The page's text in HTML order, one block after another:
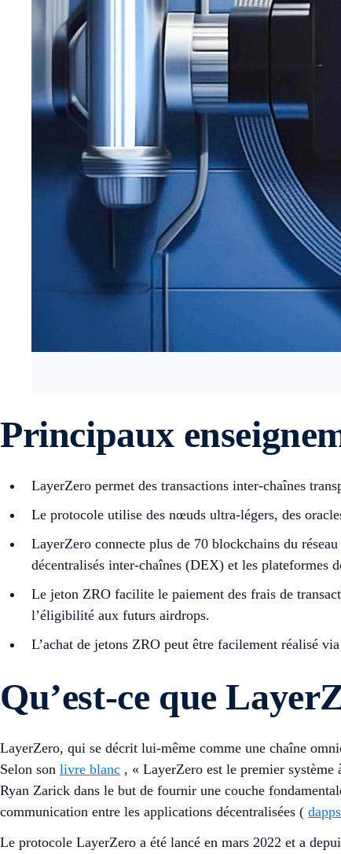
Principaux
LayerZero permet des transactions inter-chaînes
Le protocole utilise des nœuds ultra-légers, des
LayerZero connecte plus de 70 blockchains du
décentralisés inter-chaînes (DEX) et les plateformes
Le jeton ZRO facilite le paiement des frais de
l’éligibilité aux futurs airdrops.
L’achat de jetons ZRO peut être facilement réalisé
Qu’est-ce que
LayerZero, qui se décrit lui-même comme une chaîne
Selon son livre blanc , « LayerZero est le premier système
Ryan Zarick dans le but de fournir une couche
communication entre les applications décentralisées ( dapps
Le protocole LayerZero a été lancé en mars 2022 et a